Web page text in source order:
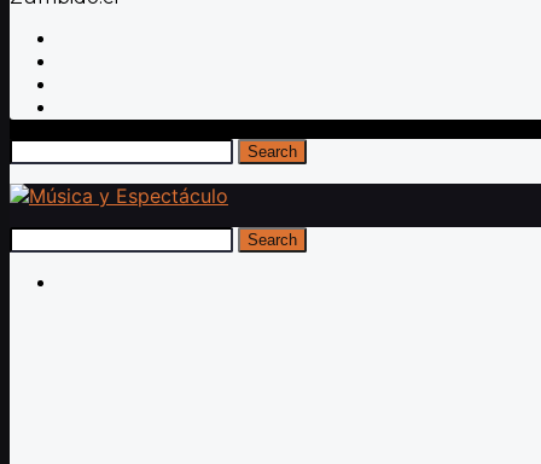
Search
Search